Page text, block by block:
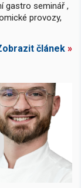
gastro seminář ,
provozy,
článek »